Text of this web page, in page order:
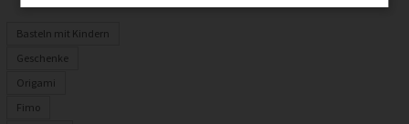
Basteln mit Kindern
Geschenke
Origami
Fimo